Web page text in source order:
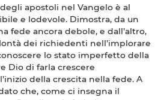
apostoli nel Vangelo è al
e lodevole. Dimostra, da un
fede ancora debole, e dall’altro,
dei richiedenti nell’implorare
lo stato imperfetto della
Dio di farla crescere
della crescita nella fede. A
che, come ci insegna il